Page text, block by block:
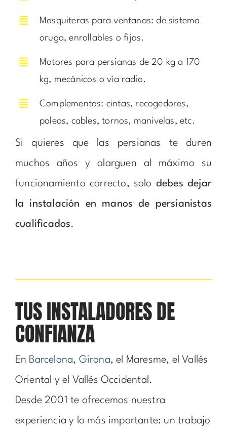
Mosquiteras para ventanas: de sistema
oruga, enrollables o fijas.
Motores para persianas de 20 kg a 170
kg, mecánicos o vía radio.
Complementos: cintas, recogedores,
poleas, cables, tornos, manivelas, etc.
Si quieres que las persianas te duren
muchos años y alarguen al máximo su
funcionamiento correcto, solo debes dejar
la instalación en manos de persianistas
cualificados.
TUS INSTALADORES DE
CONFIANZA
En Barcelona, Girona, el Maresme, el Vallés
Oriental y el Vallés Occidental.
Desde 2001 te ofrecemos nuestra
experiencia y lo más importante: un trabajo